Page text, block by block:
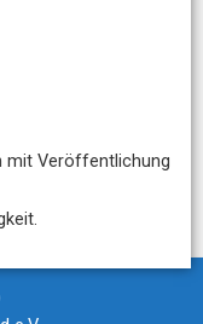
mit Veröffentlichung